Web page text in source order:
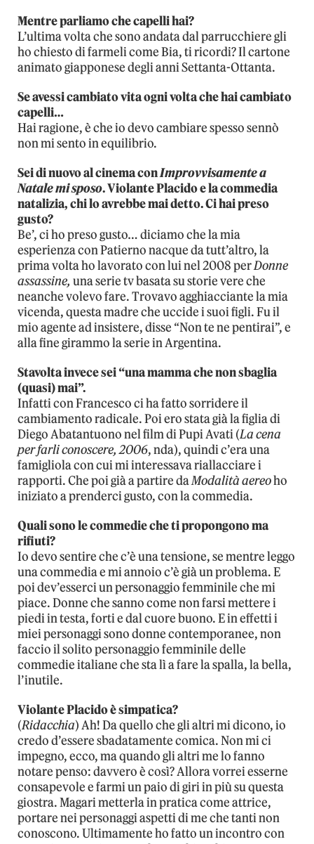
Mentre parliamo che capelli hai?
L’ultima volta che sono andata dal parrucchiere gli
ho chiesto di farmeli come Bia, ti ricordi? Il cartone
animato giapponese degli anni Settanta-Ottanta.
Se avessi cambiato vita ogni volta che hai cambiato
capelli…
Hai ragione, è che io devo cambiare spesso sennò
non mi sento in equilibrio.
Sei di nuovo al cinema conImprovvisamente a
Natale mi sposo. Violante Placido e la commedia
natalizia, chi lo avrebbe mai detto. Ci hai preso
gusto?
Be’, ci ho preso gusto… diciamo che la mia
esperienza con Patierno nacque da tutt’altro, la
prima volta ho lavorato con lui nel 2008 perDonne
assassine, una serie tv basata su storie vere che
neanche volevo fare. Trovavo agghiacciante la mia
vicenda, questa madre che uccide i suoi figli. Fu il
mio agente ad insistere, disse “Non te ne pentirai”, e
alla fine girammo la serie in Argentina.
Stavolta invece sei “una mamma che non sbaglia
(quasi) mai”.
Infatti con Francesco ci ha fatto sorridere il
cambiamento radicale. Poi ero stata già la figlia di
Diego Abatantuono nel film di Pupi Avati (La cena
per farli conoscere, 2006, nda), quindi c’era una
famigliola con cui mi interessava riallacciare i
rapporti. Che poi già a partire daModalità aereoho
iniziato a prenderci gusto, con la commedia.
Quali sono le commedie che ti propongono ma
rifiuti?
Io devo sentire che c’è una tensione, se mentre leggo
una commedia e mi annoio c’è già un problema. E
poi dev’esserci un personaggio femminile che mi
piace. Donne che sanno come non farsi mettere i
piedi in testa, forti e dal cuore buono. E in effetti i
miei personaggi sono donne contemporanee, non
faccio il solito personaggio femminile delle
commedie italiane che sta lì a fare la spalla, la bella,
l’inutile.
Violante Placido è simpatica?
(Ridacchia) Ah! Da quello che gli altri mi dicono, io
credo d’essere sbadatamente comica. Non mi ci
impegno, ecco, ma quando gli altri me lo fanno
notare penso: davvero è così? Allora vorrei esserne
consapevole e farmi un paio di giri in più su questa
giostra. Magari metterla in pratica come attrice,
portare nei personaggi aspetti di me che tanti non
conoscono. Ultimamente ho fatto un incontro con